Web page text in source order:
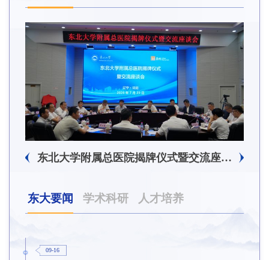
东北大学附属总医院揭牌仪式暨交流座谈会举行
东大要闻 学术科研 人才培养
09-16